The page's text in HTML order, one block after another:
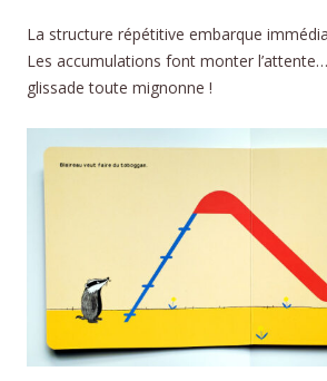
La structure répétitive embarque
Les accumulations font monter l’attente…
glissade toute mignonne !